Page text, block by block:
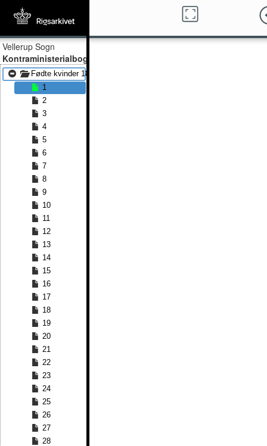
Vellerup Sogn
Kontraministerialbog
Fødte kvinder 1815 - Fødte kvinder 1851
1
2
3
4
5
6
7
8
9
10
11
12
13
14
15
16
17
18
19
20
21
22
23
24
25
26
27
28